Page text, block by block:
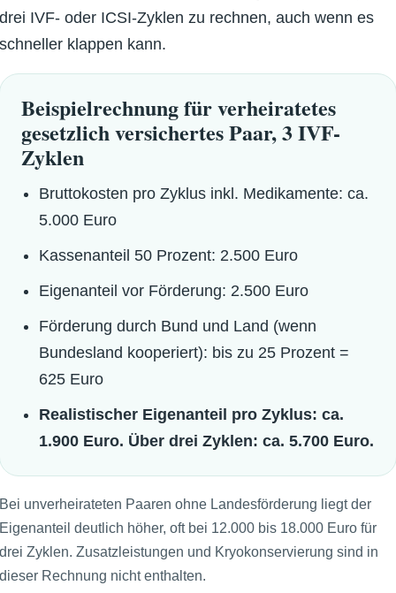
drei IVF- oder ICSI-Zyklen zu rechnen, auch wenn es
schneller klappen kann.
Beispielrechnung für verheiratetes
gesetzlich versichertes Paar, 3 IVF-
Zyklen
Bruttokosten pro Zyklus inkl. Medikamente: ca.
5.000 Euro
Kassenanteil 50 Prozent: 2.500 Euro
Eigenanteil vor Förderung: 2.500 Euro
Förderung durch Bund und Land (wenn
Bundesland kooperiert): bis zu 25 Prozent =
625 Euro
Realistischer Eigenanteil pro Zyklus: ca.
1.900 Euro. Über drei Zyklen: ca. 5.700 Euro.
Bei unverheirateten Paaren ohne Landesförderung liegt der
Eigenanteil deutlich höher, oft bei 12.000 bis 18.000 Euro für
drei Zyklen. Zusatzleistungen und Kryokonservierung sind in
dieser Rechnung nicht enthalten.